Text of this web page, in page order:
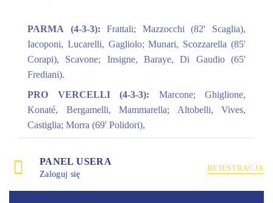
PANEL USERA
Zaloguj się
REJESTRACJA
PARMA (4-3-3): Frattali; Mazzocchi (82' Scaglia),
Iacoponi, Lucarelli, Gagliolo; Munari, Scozzarella (85'
Corapi), Scavone; Insigne, Baraye, Di Gaudio (65'
Frediani).
PRO VERCELLI (4-3-3): Marcone; Ghiglione,
Konaté, Bergamelli, Mammarella; Altobelli, Vives,
Castiglia; Morra (69' Polidori),